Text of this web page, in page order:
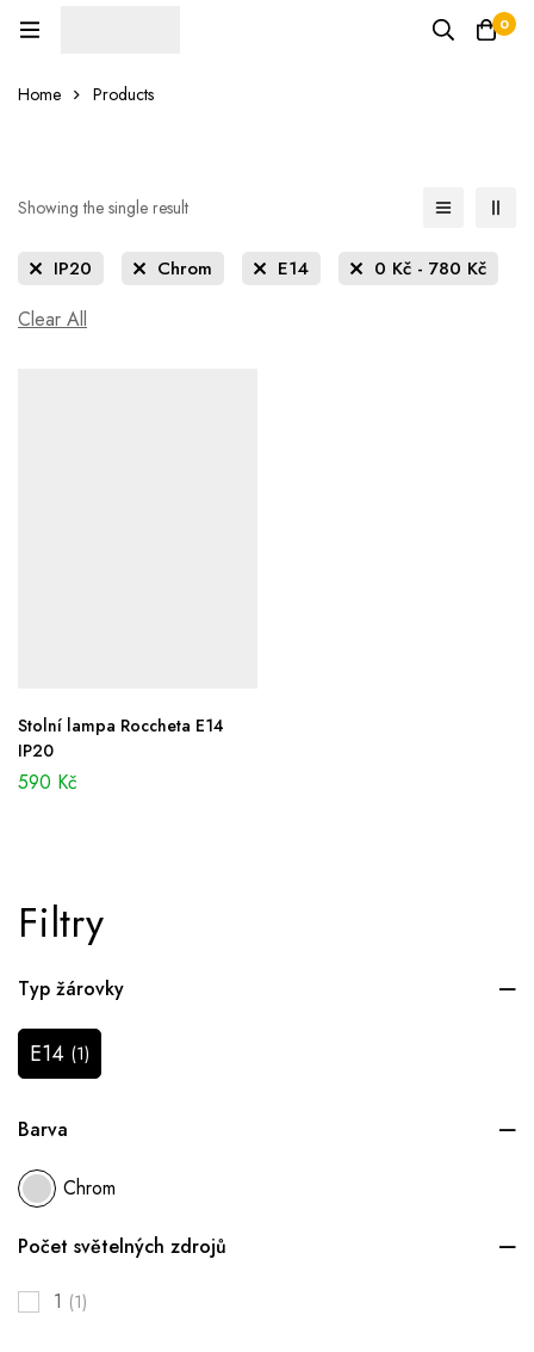
0
Home Products
Filtry
Typ žárovky
E14 (1)
Barva
Chrom
Počet světelných zdrojů
1 (1)
Showing the single result
IP20 Chrom E14 0 Kč - 780 Kč
Clear All
Stolní lampa Roccheta E14
IP20
590 Kč